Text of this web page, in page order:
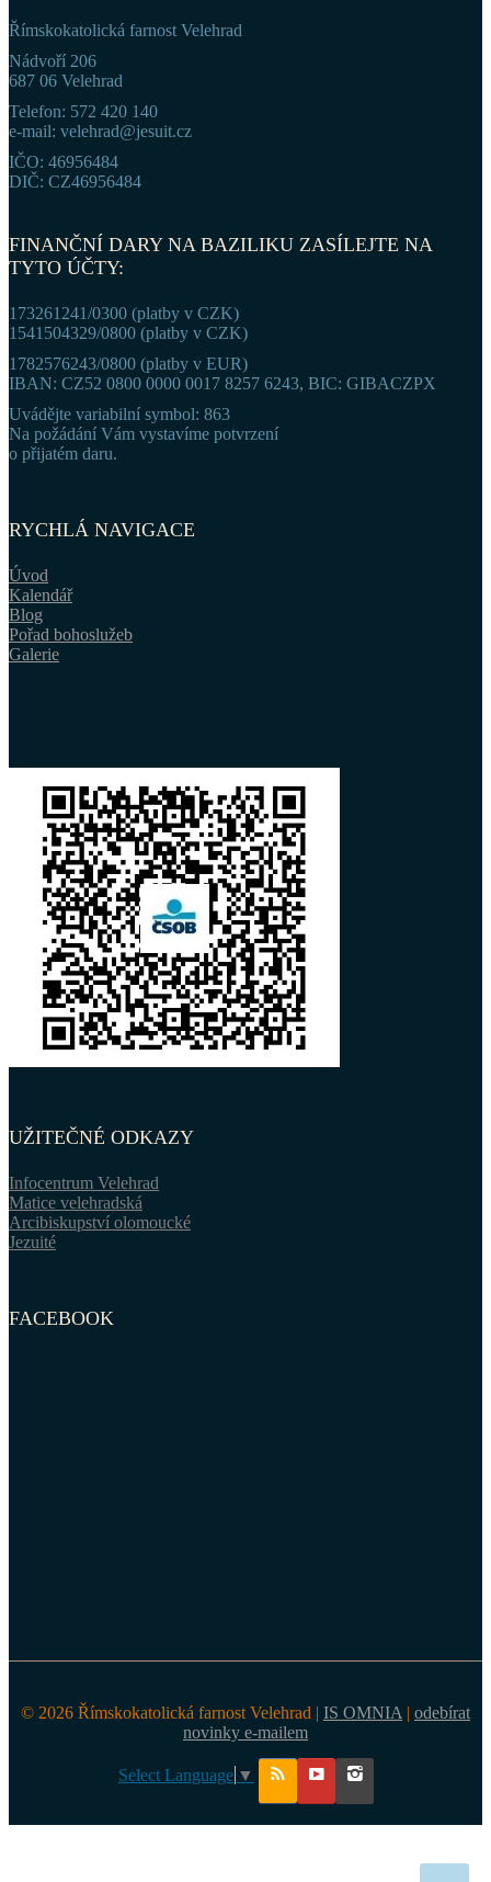
Římskokatolická farnost Velehrad
Nádvoří 206
687 06 Velehrad
Telefon: 572 420 140
e-mail: velehrad@jesuit.cz
IČO: 46956484
DIČ: CZ46956484
FINANČNÍ DARY NA BAZILIKU ZASÍLEJTE NA
TYTO ÚČTY:
173261241/0300 (platby v CZK)
1541504329/0800 (platby v CZK)
1782576243/0800 (platby v EUR)
IBAN: CZ52 0800 0000 0017 8257 6243, BIC: GIBACZPX
Uvádějte variabilní symbol: 863
Na požádání Vám vystavíme potvrzení
o přijatém daru.
RYCHLÁ NAVIGACE
Úvod
Kalendář
Blog
Pořad bohoslužeb
Galerie
UŽITEČNÉ ODKAZY
Infocentrum Velehrad
Matice velehradská
Arcibiskupství olomoucké
Jezuité
FACEBOOK
© 2026 Římskokatolická farnost Velehrad | IS OMNIA | odebírat
novinky e-mailem
Select Language ▼